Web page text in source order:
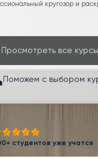
кругозор и
Просмотреть все курсы
Поможем с выбором
студентов уже учатся